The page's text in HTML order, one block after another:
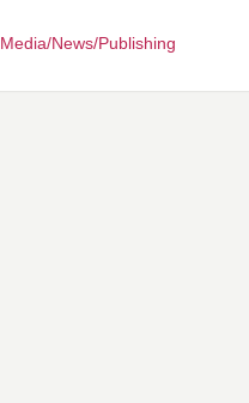
Media/News/Publishing